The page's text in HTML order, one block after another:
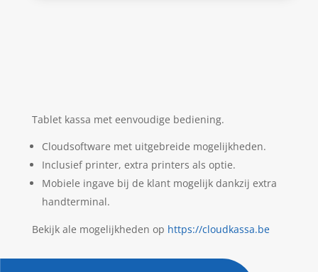
Tablet kassa met eenvoudige bediening.
Cloudsoftware met uitgebreide mogelijkheden.
Inclusief printer, extra printers als optie.
Mobiele ingave bij de klant mogelijk dankzij extra
handterminal.
Bekijk ale mogelijkheden op https://cloudkassa.be